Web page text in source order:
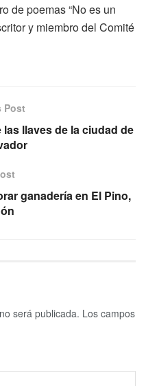
de poemas “No es un
y miembro del Comité
Post
llaves de la ciudad de
ganadería en El Pino,
será publicada. Los campos